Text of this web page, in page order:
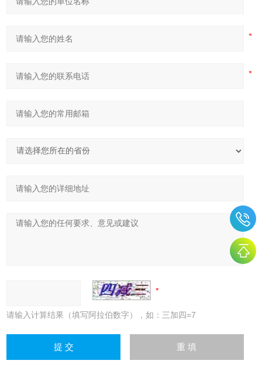
请输入计算结果（填写阿拉伯数字），如：三加四=7